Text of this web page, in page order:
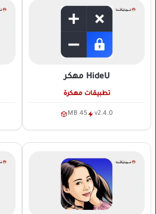
HideU مهكر
تطبيقات مهكرة
v2.4.0
45 MB